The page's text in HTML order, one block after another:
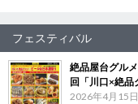
フェスティバル
絶品屋台グル
回「川口×絶品
2026年4月15日